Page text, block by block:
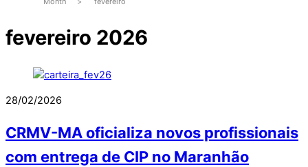
fevereiro 2026
28/02/2026
CRMV-MA oficializa novos profissionais
com entrega de CIP no Maranhão